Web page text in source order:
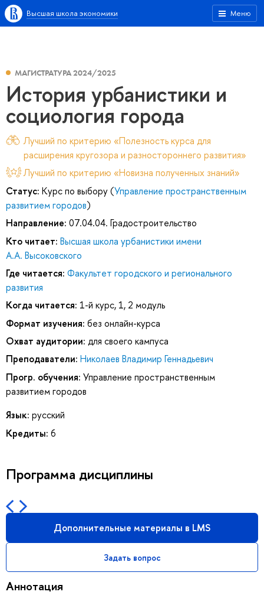
Меню
Высшая школа экономики
МАГИСТРАТУРА 2024/2025
История урбанистики и
социология города
Лучший по критерию «Полезность курса для
расширения кругозора и разностороннего развития»
Лучший по критерию «Новизна полученных знаний»
Статус: Курс по выбору (Управление пространственным
развитием городов)
Направление: 07.04.04. Градостроительство
Кто читает: Высшая школа урбанистики имени
А.А. Высоковского
Где читается: Факультет городского и регионального
развития
Когда читается: 1-й курс, 1, 2 модуль
Формат изучения: без онлайн-курса
Охват аудитории: для своего кампуса
Преподаватели: Николаев Владимир Геннадьевич
Прогр. обучения: Управление пространственным
развитием городов
Язык: русский
Кредиты: 6
Программа дисциплины
Дополнительные материалы в LMS
Задать вопрос
Аннотация